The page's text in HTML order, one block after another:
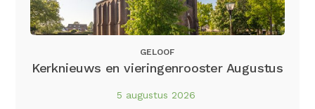
GELOOF
Kerknieuws en vieringenrooster Augustus
5 augustus 2026